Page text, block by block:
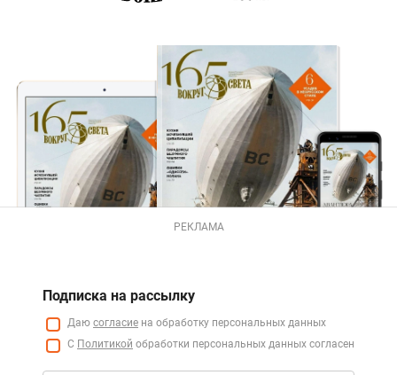
РЕКЛАМА
Подписка на рассылку
Даю согласие на обработку персональных данных
С Политикой обработки персональных данных согласен